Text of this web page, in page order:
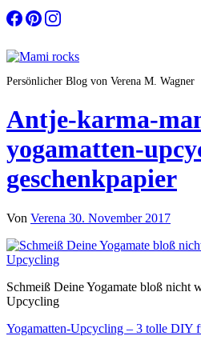
Zum
Inhalt
Persönlicher Blog von Verena M. Wagner
Antje-karma-
yogamatten-
geschenkpapier
Von Verena 30. November 2017
Schmeiß Deine Yogamate bloß nicht
Upcycling
Beitragsnavigation
Yogamatten-Upcycling – 3 tolle DIY